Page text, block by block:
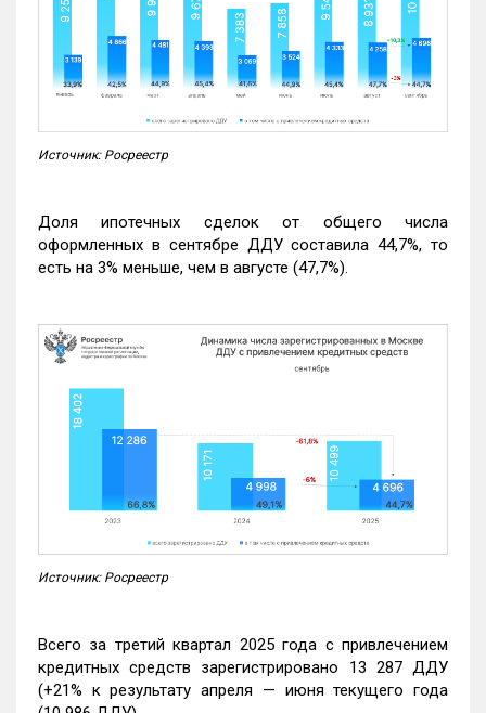
Источник: Росреестр
Доля ипотечных сделок от общего числа
оформленных в сентябре ДДУ составила 44,7%, то
есть на 3% меньше, чем в августе (47,7%).
Источник: Росреестр
Всего за третий квартал 2025 года с привлечением
кредитных средств зарегистрировано 13 287 ДДУ
(+21% к результату апреля — июня текущего года